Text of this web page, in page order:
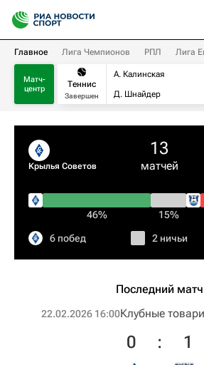
Главное Лига Чемпионов РПЛ Лига
Матч-
центр
Теннис
Завершен
А. Калинская
Д. Шнайдер
Крылья Советов
13
матчей
46% 15%
6 побед 2 ничьи
Последний матч
22.02.2026 16:00Клубные
0 : 1